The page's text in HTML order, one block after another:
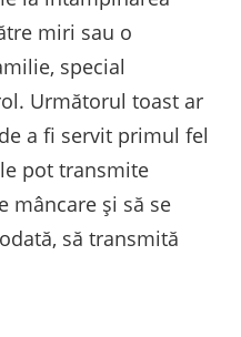
miri sau o
special
Următorul toast ar
a fi servit primul fel
pot transmite
mâncare și să se
să transmită